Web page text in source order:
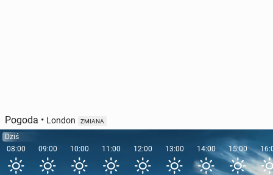
Pogoda • London ZMIANA
Dziś
08:00
09:00 10:00 11:00 12:00 13:00 14:00 15:00